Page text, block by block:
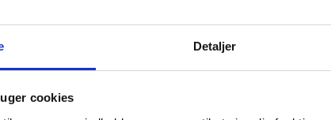
Detaljer
cookies